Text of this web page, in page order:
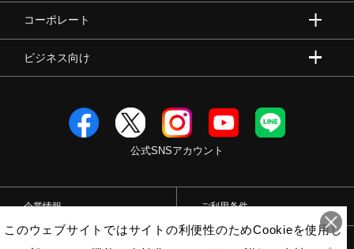
コーポレート
ビジネス向け
公式SNSアカウント
企業情報 ご利用条件
このウェブサイトではサイトの利便性のためCookieを使用し